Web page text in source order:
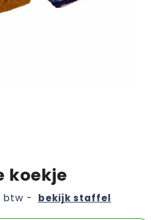
koekje
btw - bekijk staffel